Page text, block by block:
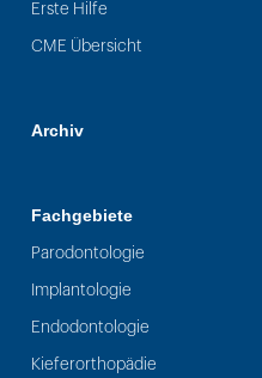
Erste Hilfe
CME Übersicht
Archiv
Fachgebiete
Parodontologie
Implantologie
Endodontologie
Kieferorthopädie